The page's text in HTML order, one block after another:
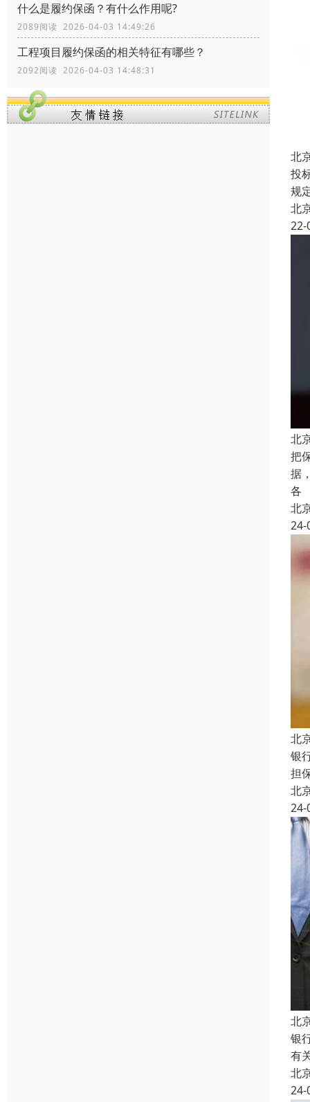
什么是履约保函？有什么作用呢?
2089阅读 2026-04-03 14:49:26
工程项目履约保函的相关特征有哪些？
2092阅读 2026-04-03 14:48:31
北
投
规
北
22-
北
把
据
各
北
24-
北
银
担
北
24-
北
银
有
北
24-